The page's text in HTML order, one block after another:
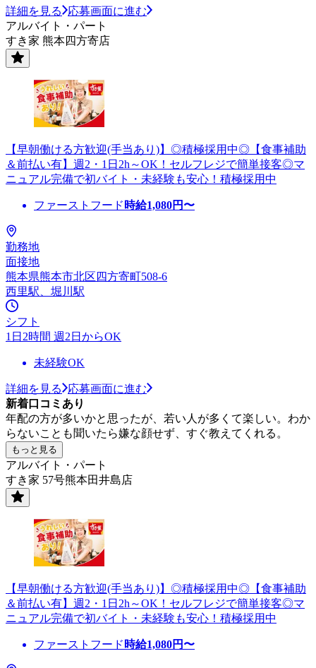
詳細を見る
応募画面に進む
アルバイト・パート
すき家 熊本四方寄店
【早朝働ける方歓迎(手当あり)】◎積極採用中◎【食事補助
＆前払い有】週2・1日2h～OK！セルフレジで簡単接客◎マ
ニュアル完備で初バイト・未経験も安心！積極採用中
ファーストフード 時給1,080円〜
勤務地
面接地
熊本県熊本市北区四方寄町508-6
西里駅、堀川駅
シフト
1日2時間 週2日からOK
未経験OK
詳細を見る
応募画面に進む
新着口コミあり
年配の方が多いかと思ったが、若い人が多くて楽しい。わか
らないことも聞いたら嫌な顔せず、すぐ教えてくれる。
もっと見る
アルバイト・パート
すき家 57号熊本田井島店
【早朝働ける方歓迎(手当あり)】◎積極採用中◎【食事補助
＆前払い有】週2・1日2h～OK！セルフレジで簡単接客◎マ
ニュアル完備で初バイト・未経験も安心！積極採用中
ファーストフード 時給1,080円〜